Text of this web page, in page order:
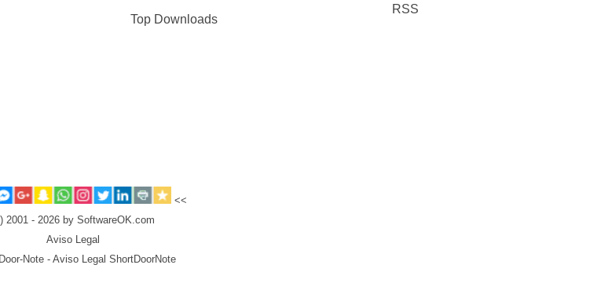
Top Downloads
RSS
<<
2001 - 2026 by SoftwareOK.com
Aviso Legal
Note - Aviso Legal ShortDoorNote